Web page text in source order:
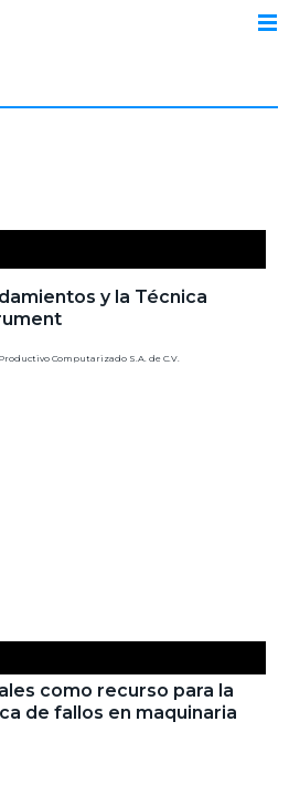
y la Técnica
Computarizado S.A. de C.V.
como recurso para la
de fallos en maquinaria